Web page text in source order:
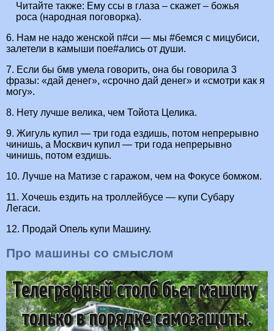
Читайте также: Ему ссы в глаза – скажет – божья
роса (народная поговорка).
6. Нам не надо женской п#си — мы #бемся с мицубиси,
залетели в камыши пое#ались от души.
7. Если бы бмв умела говорить, она бы говорила 3
фразы: «дай денег», «срочно дай денег» и «смотри как я
могу».
8. Нету лучше велика, чем Тойота Целика.
9. Жигуль купил — три года ездишь, потом непрерывно
чинишь, а Москвич купил — три года непрерывно
чинишь, потом ездишь.
10. Лучше на Матизе с гаражом, чем на Фокусе бомжом.
11. Хочешь ездить на троллейбусе — купи Субару
Легаси.
12. Продай Опель купи Машину.
Про машины со смыслом